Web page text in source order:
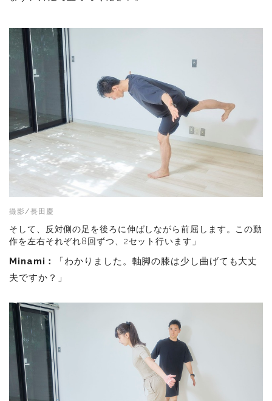
撮影/長田慶
そして、反対側の足を後ろに伸ばしながら前屈します。この動
作を左右それぞれ8回ずつ、2セット行います」
Minami：
「わかりました。軸脚の膝は少し曲げても大丈
夫ですか？」